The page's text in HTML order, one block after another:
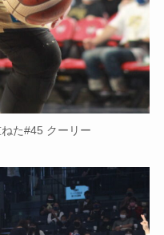
た#45 クーリー